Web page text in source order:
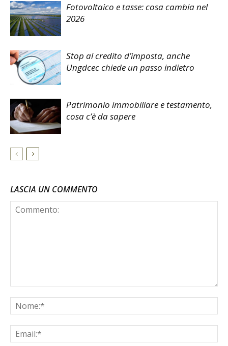
Fotovoltaico e tasse: cosa cambia nel
2026
Stop al credito d’imposta, anche
Ungdcec chiede un passo indietro
Patrimonio immobiliare e testamento,
cosa c’è da sapere
LASCIA UN COMMENTO